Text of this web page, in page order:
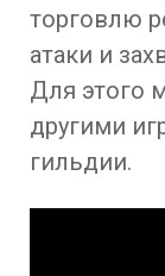
торговлю
атаки и
Для этого
другими
гильдии.